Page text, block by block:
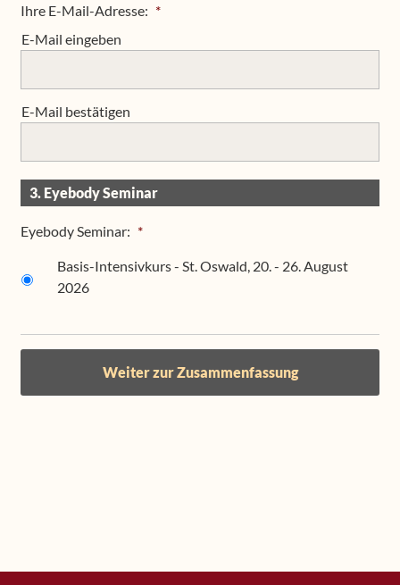
Ihre E-Mail-Adresse: *
E-Mail eingeben
E-Mail bestätigen
3. Eyebody Seminar
Eyebody Seminar: *
Basis-Intensivkurs - St. Oswald, 20. - 26. August
2026